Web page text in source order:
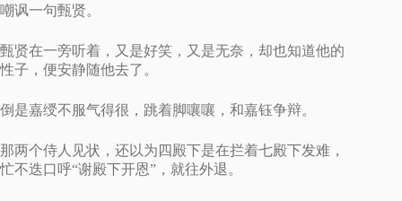
嘲讽一句甄贤。
甄贤在一旁听着，又是好笑，又是无奈，却也知道他的
性子，便安静随他去了。
倒是嘉绶不服气得很，跳着脚嚷嚷，和嘉钰争辩。
那两个侍人见状，还以为四殿下是在拦着七殿下发难，
忙不迭口呼“谢殿下开恩”，就往外退。